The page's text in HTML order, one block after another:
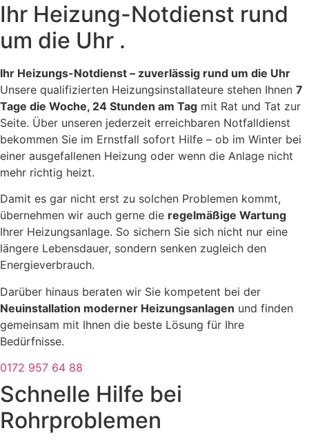
Ihr Heizung-Notdienst rund
um die Uhr .
Ihr Heizungs-Notdienst – zuverlässig rund um die Uhr
Unsere qualifizierten Heizungsinstallateure stehen Ihnen 7
Tage die Woche, 24 Stunden am Tag mit Rat und Tat zur
Seite. Über unseren jederzeit erreichbaren Notfalldienst
bekommen Sie im Ernstfall sofort Hilfe – ob im Winter bei
einer ausgefallenen Heizung oder wenn die Anlage nicht
mehr richtig heizt.
Damit es gar nicht erst zu solchen Problemen kommt,
übernehmen wir auch gerne die regelmäßige Wartung
Ihrer Heizungsanlage. So sichern Sie sich nicht nur eine
längere Lebensdauer, sondern senken zugleich den
Energieverbrauch.
Darüber hinaus beraten wir Sie kompetent bei der
Neuinstallation moderner Heizungsanlagen und finden
gemeinsam mit Ihnen die beste Lösung für Ihre
Bedürfnisse.
0172 957 64 88
Schnelle Hilfe bei
Rohrproblemen